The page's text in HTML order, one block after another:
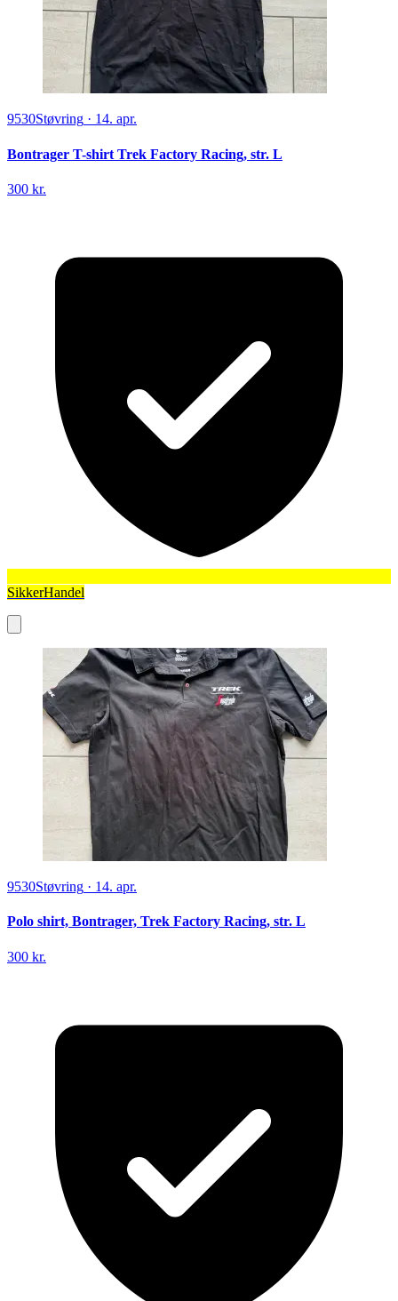
9530Støvring · 14. apr.
Bontrager T-shirt Trek Factory Racing, str. L
300 kr.
SikkerHandel
9530Støvring · 14. apr.
Polo shirt, Bontrager, Trek Factory Racing, str. L
300 kr.